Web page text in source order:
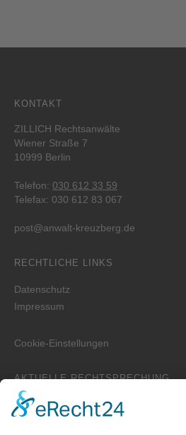
KONTAKT
ZILLICH Rechtsanwälte
Wiener Straße 7
10999 Berlin
Telefon: 030 612 33 59
Telefax: 030 612 83 067
post@anwalt-kreuzberg.de
RECHTLICHE LINKS
Datenschutz
Impressum
Cookie-Einstellungen
AKTUELLE RECHTSPRECHUNG
Beweislast bei Emails